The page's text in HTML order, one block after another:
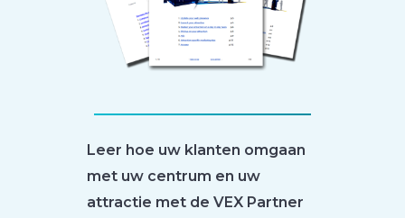
Leer hoe uw klanten omgaan
met uw centrum en uw
attractie met de VEX Partner